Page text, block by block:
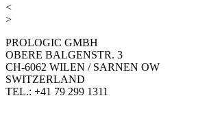
<
>
PROLOGIC GMBH
OBERE BALGENSTR. 3
CH-6062 WILEN / SARNEN OW
SWITZERLAND
TEL.: +41 79 299 1311